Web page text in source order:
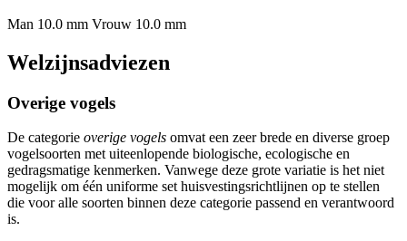
Man 10.0 mm Vrouw 10.0 mm
Welzijnsadviezen
Overige vogels
De categorie overige vogels omvat een zeer brede en diverse groep
vogelsoorten met uiteenlopende biologische, ecologische en
gedragsmatige kenmerken. Vanwege deze grote variatie is het niet
mogelijk om één uniforme set huisvestingsrichtlijnen op te stellen
die voor alle soorten binnen deze categorie passend en verantwoord
is.